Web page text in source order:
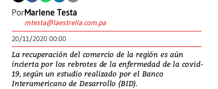
PorMarlene Testa
mtesta@laestrella.com.pa
20/11/2020 00:00
La recuperación del comercio de la región es aún
incierta por los rebrotes de la enfermedad de la covid-
19, según un estudio realizado por el Banco
Interamericano de Desarrollo (BID).